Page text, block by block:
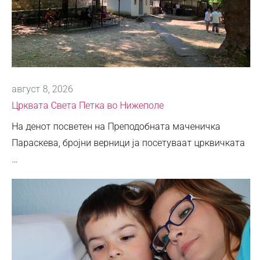
август 8, 2026
Црквата Света Петка во Нижеполе
На денот посветен на Преподобната маченичка
Параскева, бројни верници ја посетуваат црквичката
…